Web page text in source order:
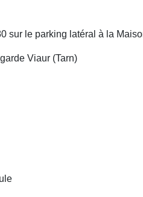
sur le parking latéral à la
Viaur (Tarn)